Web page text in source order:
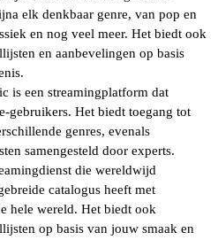
elk denkbaar genre, van pop en
en nog veel meer. Het biedt ook
en aanbevelingen op basis
is een streamingplatform dat
gebruikers. Het biedt toegang tot
genres, evenals
samengesteld door experts.
die wereldwijd
catalogus heeft met
hele wereld. Het biedt ook
op basis van jouw smaak en